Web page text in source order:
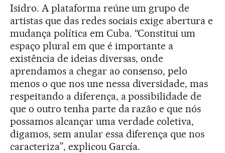
Isidro. A plataforma reúne um grupo de
artistas que das redes sociais exige abertura e
mudança política em Cuba. “Constitui um
espaço plural em que é importante a
existência de ideias diversas, onde
aprendamos a chegar ao consenso, pelo
menos o que nos une nessa diversidade, mas
respeitando a diferença, a possibilidade de
que o outro tenha parte da razão e que nós
possamos alcançar uma verdade coletiva,
digamos, sem anular essa diferença que nos
caracteriza”, explicou García.